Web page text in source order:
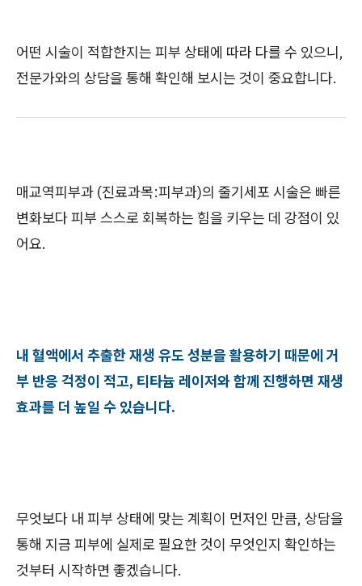
어떤 시술이 적합한지는 피부 상태에 따라 다를 수 있으니,
전문가와의 상담을 통해 확인해 보시는 것이 중요합니다.
매교역피부과 (진료과목:피부과)의 줄기세포 시술은 빠른
변화보다 피부 스스로 회복하는 힘을 키우는 데 강점이 있
어요.
내 혈액에서 추출한 재생 유도 성분을 활용하기 때문에 거
부 반응 걱정이 적고, 티타늄 레이저와 함께 진행하면 재생
효과를 더 높일 수 있습니다.
무엇보다 내 피부 상태에 맞는 계획이 먼저인 만큼, 상담을
통해 지금 피부에 실제로 필요한 것이 무엇인지 확인하는
것부터 시작하면 좋겠습니다.